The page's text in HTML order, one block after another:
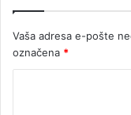
Vaša adresa e-pošte
označena *